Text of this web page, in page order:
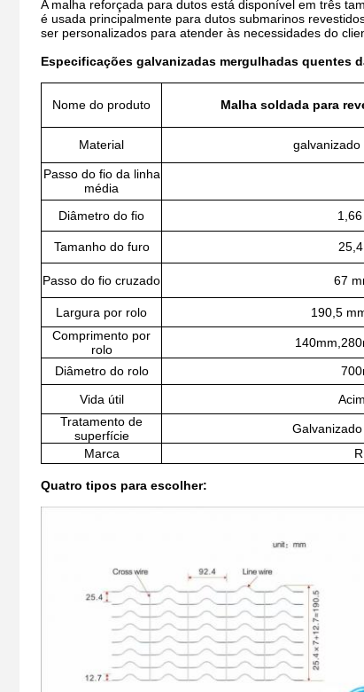
A malha reforçada para dutos está disponível em três
é usada principalmente para dutos submarinos
ser personalizados para atender às necessidades do
Especificações galvanizadas mergulhadas quentes
Nome do produto Malha soldada para
Material
Passo do fio da linha
média
Diâmetro do fio
Tamanho do furo
Passo do fio cruzado 67
Largura por rolo
190,5
Comprimento por
rolo
Diâmetro do rolo
Vida útil
Tratamento de
superfície
Marca
Quatro tipos para escolher: